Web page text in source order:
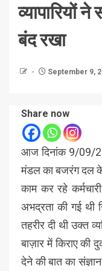
व्यापारियों
बंद रखा
September 9,
Share now
आज दिनांक 9/09/
मंडल का बजरंग दल
काम कर रहे
अभद्रता की गई थी
तहरीर दी थी उक्त
बाज़ार में किराए की
देने की बात का